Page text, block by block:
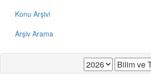
Konu Arşivi
Arşiv Arama